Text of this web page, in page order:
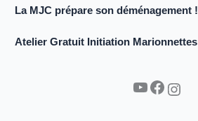
La MJC prépare son déménagement !
Atelier Gratuit Initiation Marionnettes
YouTube Facebook Instagram